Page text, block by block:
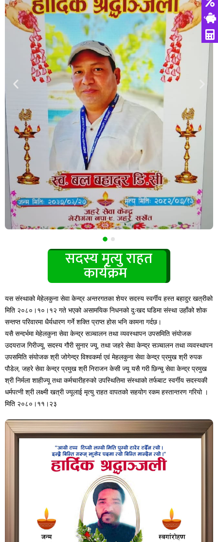
सदस्य मृत्यु राहत
कार्यक्रम
यस संस्थाको मेहेलकुना सेवा केन्द्र अन्तरगतका शेयर सदस्य स्वर्गीय हस्त बहादुर खत्रीको
मिति २०८०।१०।१२ गते भएको असामयिक निधनको दुःखद घडिमा संस्था उहाँको शोक
सन्तप्त परिवारमा धैर्यधारण गर्ने शक्ति प्राप्त होस भनि कामना गर्दछ।
यसै सन्दर्भमा मेहेलकुना सेवा केन्द्र सञ्चालन तथा व्यवस्थापन उपसमिति संयोजक
उदयराज गिरीज्यू, सदस्य गौरी सुनार ज्यू, तथा जहरे सेवा केन्द्र सञ्चालन तथा व्यवस्थापन
उपसमिति संयोजक श्री जोगेन्द्र विश्वकर्मा एवं मेहलकुना सेवा केन्द्र प्रमुख श्री रुपक
पौडेल, जहरे सेवा केन्द्र प्रमुख श्री निराजन केसी ज्यू यसै गरी छिन्चु सेवा केन्द्र प्रमुख
श्री निर्मला शाहीज्यू तथा कर्मचारीहरुको उपस्थितिमा संस्थाको तर्फबाट स्वर्गीय सदस्यकी
धर्मपत्नी श्री लक्ष्मी खत्री ज्यूलाई मृत्यु राहत वापतको सहयोग रकम हस्तान्तरण गरियो ।
मिति २०८०।११।२३